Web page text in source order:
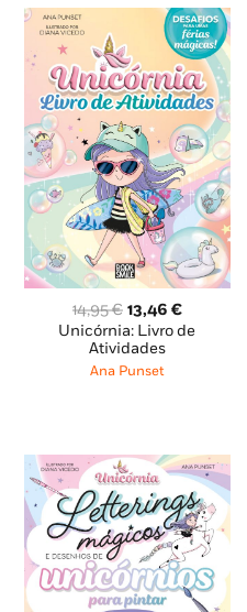
14,95€ O
preço
original
era:
13,46 €O
preço
Unicórnia: Livro de
Atividades
Ana Punset